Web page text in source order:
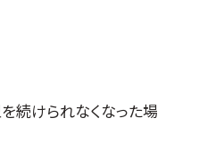
を続けられなくなった場